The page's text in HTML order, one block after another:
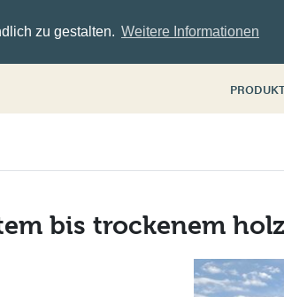
zu gestalten. Weitere Informationen
bis trockenem